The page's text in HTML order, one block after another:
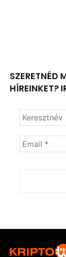
SZERETNÉD
HÍREINKET?